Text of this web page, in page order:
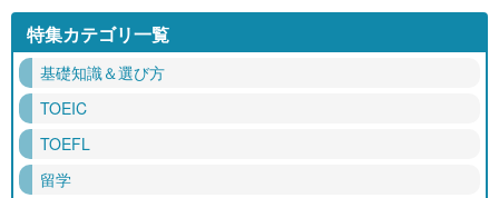
特集カテゴリ一覧
基礎知識＆選び方
TOEIC
TOEFL
留学